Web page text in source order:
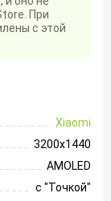
При
с этой
Xiaomi
3200х1440
AMOLED
с "Точкой"